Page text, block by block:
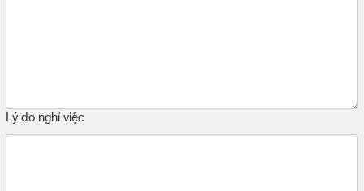
Lý do nghỉ việc